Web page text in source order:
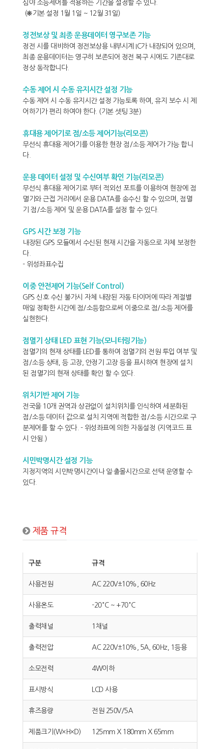
심야 소등제어를 적용하는 기간을 설정할 수 있다.
(❋기본 설정 1월 1일 ~ 12월 31일)
정전보상 및 최종 운용데이터 영구보존 기능
정전 시를 대비하여 정전보상용 내부시계 IC가 내장되어 있으며,
최종 운용데이터는 영구히 보존되어 정전 복구 시에도 기존대로
정상 동작합니다.
수동 제어 시 수동 유지시간 설정 기능
수동 제어 시 수동 유지시간 설정 가능토록 하여, 유지 보수 시 제
어하기가 편리 하여야 한다. (기본 셋팅 3분)
휴대용 제어기로 점/소등 제어기능(리모콘)
무선식 휴대용 제어기를 이용한 현장 점/소등 제어가 가능 합니
다.
운용 데이터 설정 및 수신여부 확인 기능(리모콘)
무선식 휴대용 제어기로 부터 적외선 포트를 이용하여 현장에 점
멸기와 근접 거리에서 운용 DATA를 송수신 할 수 있으며, 점멸
기 점/소등 제어 및 운용 DATA를 설정 할 수 있다.
GPS 시간 보정 기능
내장된 GPS 모듈에서 수신된 현재 시간을 자동으로 자체 보정한
다.
- 위성좌표수집
이중 안전제어 기능(Self Control)
GPS 신호 수신 불가시 자체 내장된 자동 타이머에 따라 계절별
매일 정확한 시간에 점/소등함으로써 이중으로 점/소등 제어를
실현한다.
점멸기 상태 LED 표현 기능(모니터링기능)
점멸기의 현재 상태를 LED를 통하여 점멸기의 전원 투입 여부 및
점/소등 상태, 등 고장, 안정기 고장 등을 표시하여 현장에 설치
된 점멸기의 현재 상태를 확인 할 수 있다.
위치기반 제어 기능
전국을 10개 권역과 상관없이 설치위치를 인식하여 세분화된
점/소등 데이터 값으로 설치 지역에 적합한 점/소등 시간으로 구
분제어를 할 수 있다. - 위성좌표에 의한 자동설정 (지역코드 표
시 안됨.)
시민박명시간 설정 기능
지정지역의 시민박명시간이나 일·출몰시간으로 선택 운영할 수
있다.
제품 규격
구분 규격
사용전원 AC 220V±10%, 60Hz
사용온도 -20°C ~ +70°C
출력채널 1채널
출력전압 AC 220V±10%, 5A, 60Hz, 1등용
소모전력 4W이하
표시방식 LCD 사용
휴즈용량 전원 250V/5A
제품크기(W×H×D) 125mm X 180mm X 65mm